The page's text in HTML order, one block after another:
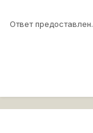
Ответ предоставлен.